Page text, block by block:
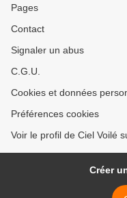
Pages
Contact
Signaler un abus
C.G.U.
Cookies et données
Préférences cookies
Voir le profil de Ciel Voilé
Créer